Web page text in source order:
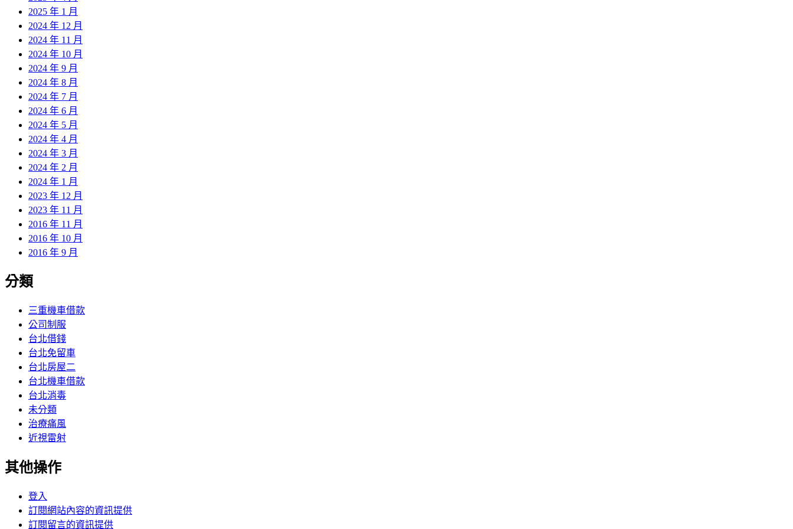
2025 年 1 月
2024 年 12 月
2024 年 11 月
2024 年 10 月
2024 年 9 月
2024 年 8 月
2024 年 7 月
2024 年 6 月
2024 年 5 月
2024 年 4 月
2024 年 3 月
2024 年 2 月
2024 年 1 月
2023 年 12 月
2023 年 11 月
2016 年 11 月
2016 年 10 月
2016 年 9 月
分類
三重機車借款
公司制服
台北借錢
台北免留車
台北房屋二
台北機車借款
台北消毒
未分類
治療痛風
近視雷射
其他操作
登入
訂閱網站內容的資訊提供
訂閱留言的資訊提供